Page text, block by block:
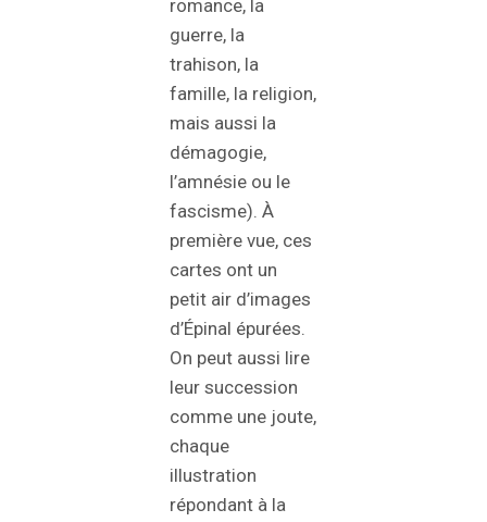
romance, la
guerre, la
trahison, la
famille, la religion,
mais aussi la
démagogie,
l’amnésie ou le
fascisme). À
première vue, ces
cartes ont un
petit air d’images
d’Épinal épurées.
On peut aussi lire
leur succession
comme une joute,
chaque
illustration
répondant à la